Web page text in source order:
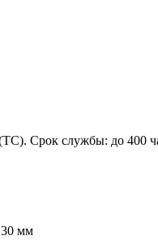
Срок службы: до 400
мм